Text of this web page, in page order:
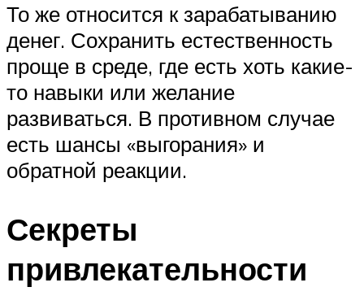
То же относится к зарабатыванию
денег. Сохранить естественность
проще в среде, где есть хоть какие-
то навыки или желание
развиваться. В противном случае
есть шансы «выгорания» и
обратной реакции.
Секреты
привлекательности